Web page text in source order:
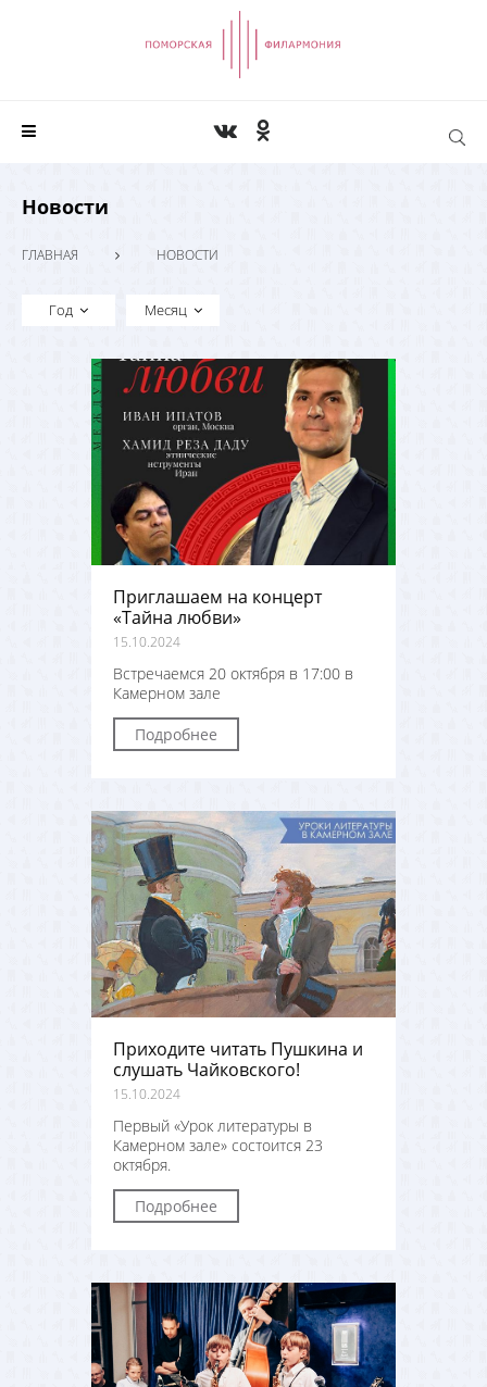
Новости
ГЛАВНАЯ НОВОСТИ
Год Месяц
Приглашаем на концерт
«Тайна любви»
15.10.2024
Встречаемся 20 октября в 17:00 в
Камерном зале
Подробнее
Приходите читать Пушкина и
слушать Чайковского!
15.10.2024
Первый «Урок литературы в
Камерном зале» состоится 23
октября.
Подробнее